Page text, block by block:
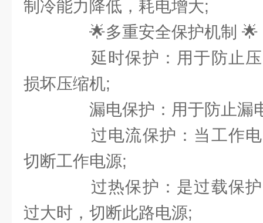
制冷能力降低，耗电增大;
🌟多重安全保护机制 🌟
延时保护：用于防止压
损坏压缩机;
漏电保护：用于防止漏
过电流保护：当工作电
切断工作电源;
过热保护：是过载保护
过大时，切断此路电源;